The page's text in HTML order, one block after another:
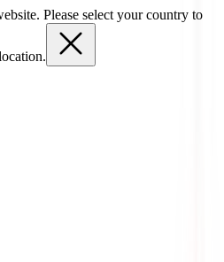
Please select your country to